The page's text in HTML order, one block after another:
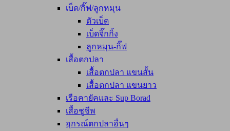
เบ็ด/กิ๊ฟ/ลูกหมุน
ตัวเบ็ด
เบ็ดจิ๊กกิ้ง
ลูกหมุน-กิ๊ฟ
เสื้อตกปลา
เสื้อตกปลา แขนสั้น
เสื้อตกปลา แขนยาว
เรือคายัคและ Sup Borad
เสื้อชูชีพ
อุกรณ์ตกปลาอื่นๆ